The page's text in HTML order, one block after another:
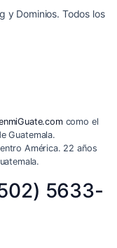
Dominios. Todos los
Guatemala.
América. 22 años
5633-